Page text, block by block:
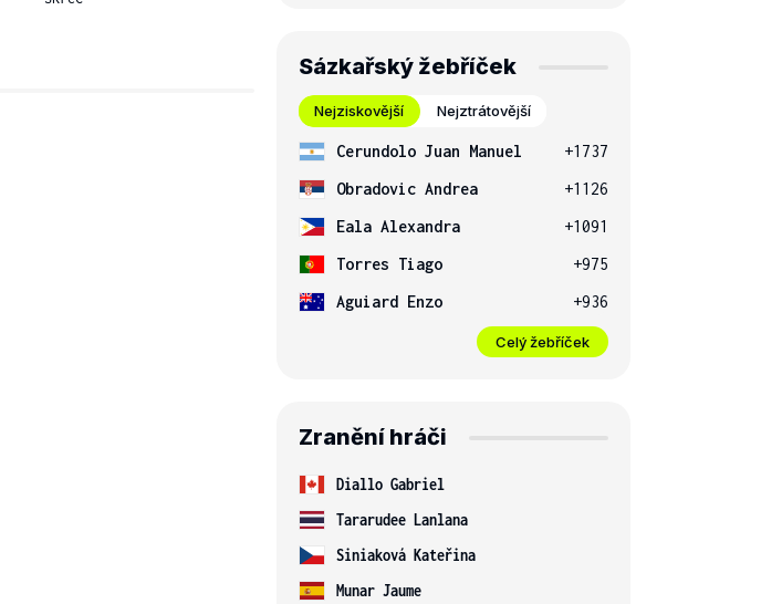
Sázkařský žebříček
Nejziskovější Nejztrátovější
Cerundolo Juan Manuel
+1737
Obradovic Andrea
+1126
Eala Alexandra
+1091
Torres Tiago
+975
Aguiard Enzo
+936
Celý žebříček
Zranění hráči
Diallo Gabriel
Tararudee Lanlana
Siniaková Kateřina
Munar Jaume